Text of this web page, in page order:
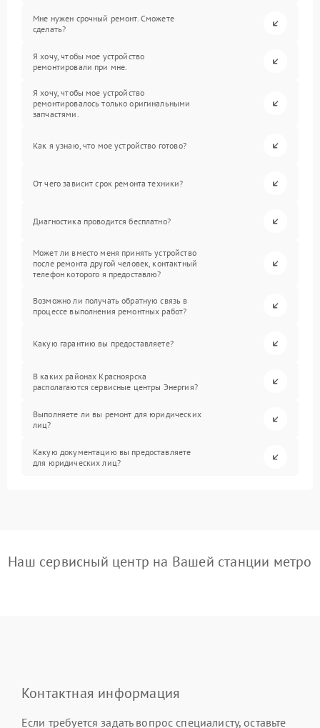
Мне нужен срочный ремонт. Сможете
сделать?
Я хочу, чтобы мое устройство
ремонтировали при мне.
Я хочу, чтобы мое устройство
ремонтировалось только оригинальными
запчастями.
Как я узнаю, что мое устройство готово?
От чего зависит срок ремонта техники?
Диагностика проводится бесплатно?
Может ли вместо меня принять устройство
после ремонта другой человек, контактный
телефон которого я предоставлю?
Возможно ли получать обратную связь в
процессе выполнения ремонтных работ?
Какую гарантию вы предоставляете?
В каких районах Красноярска
располагаются сервисные центры Энергия?
Выполняете ли вы ремонт для юридических
лиц?
Какую документацию вы предоставляете
для юридических лиц?
Наш сервисный центр на Вашей станции метро
Контактная информация
Если требуется задать вопрос специалисту, оставьте